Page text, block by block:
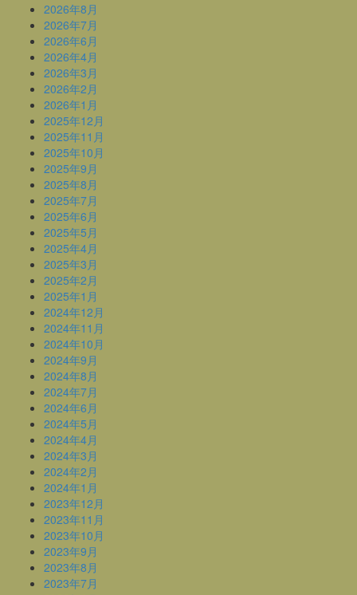
2026年8月
2026年7月
2026年6月
2026年4月
2026年3月
2026年2月
2026年1月
2025年12月
2025年11月
2025年10月
2025年9月
2025年8月
2025年7月
2025年6月
2025年5月
2025年4月
2025年3月
2025年2月
2025年1月
2024年12月
2024年11月
2024年10月
2024年9月
2024年8月
2024年7月
2024年6月
2024年5月
2024年4月
2024年3月
2024年2月
2024年1月
2023年12月
2023年11月
2023年10月
2023年9月
2023年8月
2023年7月